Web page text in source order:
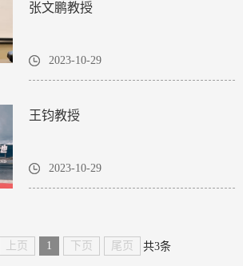
张文鹏教授
2023-10-29
王钧教授
2023-10-29
上页 1 下页 尾页 共3条